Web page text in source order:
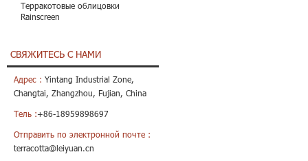
Терракотовые облицовки
Rainscreen
СВЯЖИТЕСЬ С НАМИ
Адрес : Yintang Industrial Zone,
Changtai, Zhangzhou, Fujian, China
Тель :+86-18959898697
Отправить по электронной почте :
terracotta@leiyuan.cn